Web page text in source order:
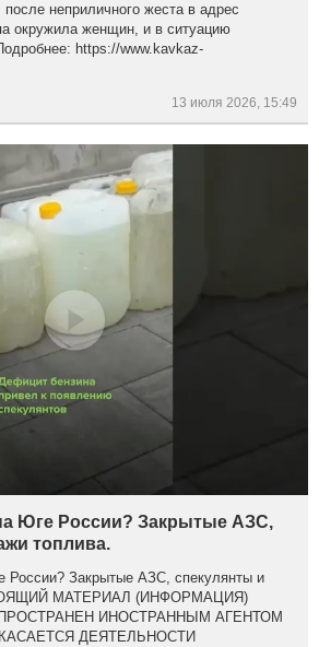
неприличного жеста в адрес
окружила женщин, и в ситуацию
https://www.kavkaz-
13 июля 2026, 15:49
Юге России? Закрытые АЗС,
топлива.
России? Закрытые АЗС, спекулянты и
МАТЕРИАЛ (ИНФОРМАЦИЯ)
ИНОСТРАННЫМ АГЕНТОМ
ДЕЯТЕЛЬНОСТИ